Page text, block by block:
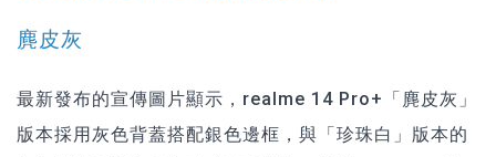
麂皮灰
最新發布的宣傳圖片顯示，realme 14 Pro+「麂皮灰」
版本採用灰色背蓋搭配銀色邊框，與「珍珠白」版本的